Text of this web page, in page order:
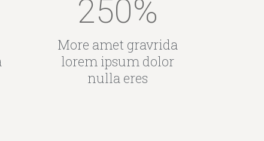
250%
More amet gravrida
lorem ipsum dolor
nulla eres